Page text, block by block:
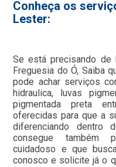
Conheça os
Lester:
Se está precisando de
Freguesia do Ó, Saiba
pode achar serviços
hidraulica, luvas
pigmentada preta
oferecidas para que a
diferenciando dentro
consegue também
cuidadoso e que
conosco e solicite já o